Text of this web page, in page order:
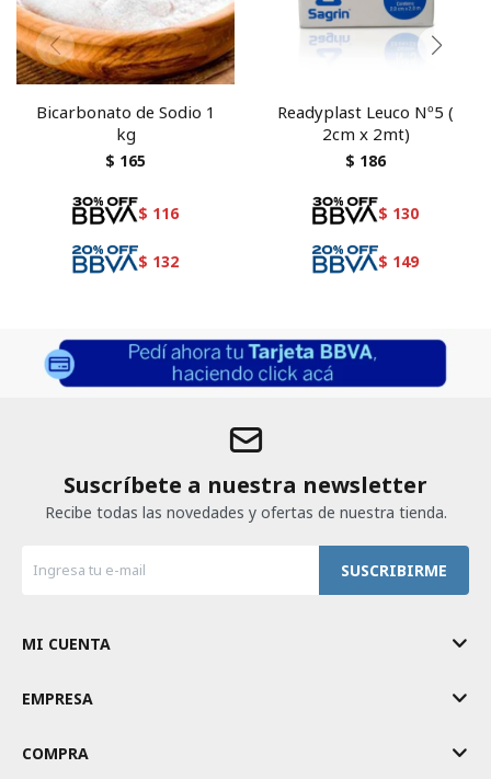
Bicarbonato de Sodio 1
kg
$ 165
$ 116
$ 132
Readyplast Leuco Nº5 (
2cm x 2mt)
$ 186
$ 130
$ 149
Suscríbete a nuestra newsletter
Recibe todas las novedades y ofertas de nuestra tienda.
SUSCRIBIRME
MI CUENTA
EMPRESA
COMPRA